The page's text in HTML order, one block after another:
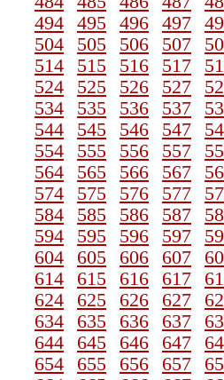
494
495 496 497
504
505 506 507
514
515 516 517
524
525 526 527
534
535 536 537
544
545 546 547
554
555 556 557
564
565 566 567
574
575 576 577
584
585 586 587
594
595 596 597
604
605 606 607
614
615 616 617
624
625 626 627
634
635 636 637
644
645 646 647
654
655 656 657